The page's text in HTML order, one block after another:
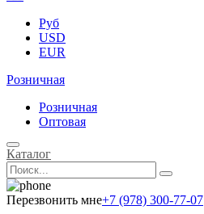
Руб
USD
EUR
Розничная
Розничная
Оптовая
Каталог
Перезвонить мне+7 (978) 300-77-07